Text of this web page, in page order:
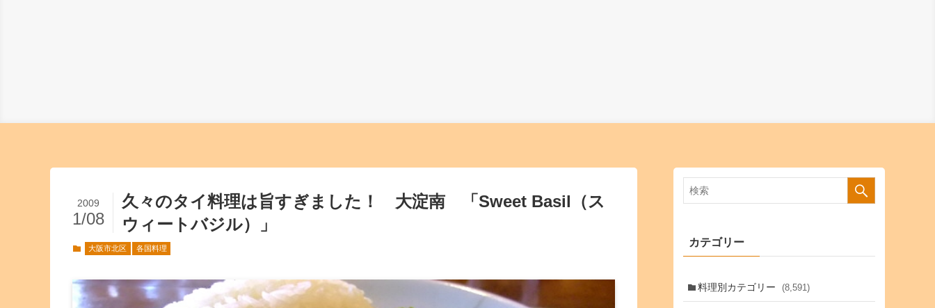
久々のタイ料理は旨すぎました！ 大淀南 「Sweet Basil（ス
ウィートバジル）」
2009
1/08
大阪市北区 各国料理 カテゴリー
料理別カテゴリー (8,591)